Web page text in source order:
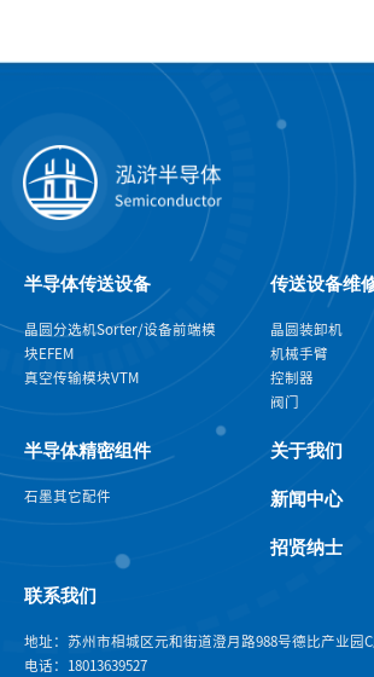
半导体传送设备
晶圆分选机Sorter/设备前端模
块EFEM
真空传输模块VTM
传送设备维
晶圆装卸机
机械手臂
控制器
阀门
半导体精密组件
石墨其它配件
关于我们
新闻中心
招贤纳士
联系我们
地址：苏州市相城区元和街道澄月路988号德比产业园
电话：18013639527